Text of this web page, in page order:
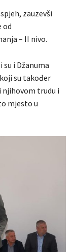
zauzevši
od
– II nivo.
i Džanuma
su također
njihovom trudu i
mjesto u